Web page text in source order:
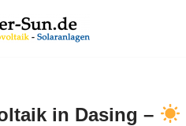
in Dasing –